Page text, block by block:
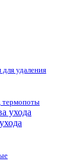
удаления
термопоты